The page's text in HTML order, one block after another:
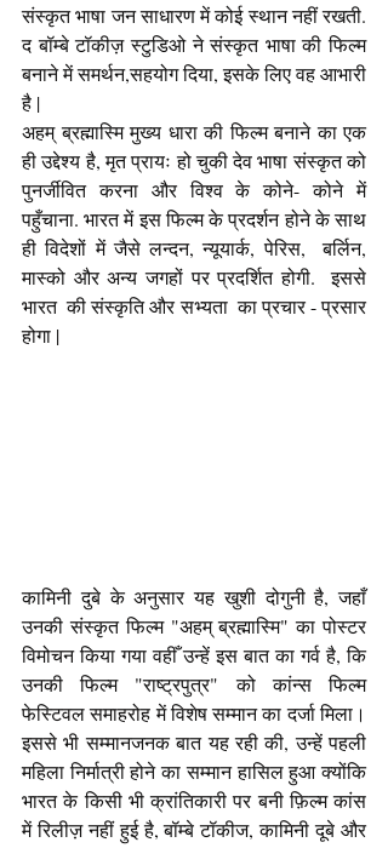
संस्कृत भाषा जन साधारण में कोई स्थान नहीं रखती.
द बॉम्बे टॉकीज़ स्टुडिओ ने संस्कृत भाषा की फिल्म
बनाने में समर्थन,सहयोग दिया, इसके लिए वह आभारी
है |
अहम् ब्रह्मास्मि मुख्य धारा की फिल्म बनाने का एक
ही उद्देश्य है, मृत प्रायः हो चुकी देव भाषा संस्कृत को
पुनर्जीवित करना और विश्व के कोने- कोने में
पहुँचाना. भारत में इस फिल्म के प्रदर्शन होने के साथ
ही विदेशों में जैसे लन्दन, न्यूयार्क, पेरिस,  बर्लिन,
मास्को और अन्य जगहों पर प्रदर्शित होगी.  इससे
भारत  की संस्कृति और सभ्यता  का प्रचार - प्रसार
होगा |
कामिनी दुबे के अनुसार यह खुशी दोगुनी है, जहाँ
उनकी संस्कृत फिल्म "अहम् ब्रह्मास्मि" का पोस्टर
विमोचन किया गया वहीँ उन्हें इस बात का गर्व है, कि
उनकी फिल्म "राष्ट्रपुत्र" को कांन्स फिल्म
फेस्टिवल समाहरोह में विशेष सम्मान का दर्जा मिला।
इससे भी सम्मानजनक बात यह रही की, उन्हें पहली
महिला निर्मात्री होने का सम्मान हासिल हुआ क्योंकि
भारत के किसी भी क्रांतिकारी पर बनी फ़िल्म कांस
में रिलीज़ नहीं हुई है, बॉम्बे टॉकीज, कामिनी दूबे और